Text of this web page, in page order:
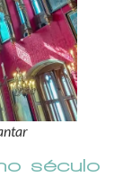
século